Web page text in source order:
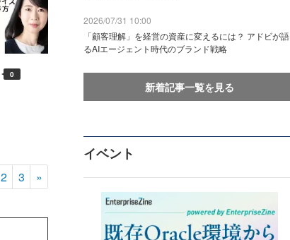
0
2 3 »
2026/07/31 10:00
「顧客理解」を経営の資産に変えるには？ アドビが語
るAIエージェント時代のブランド戦略
新着記事一覧を見る
イベント